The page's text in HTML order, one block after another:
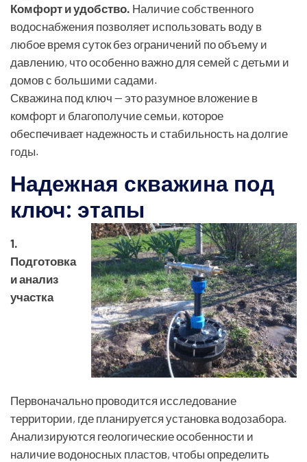
Комфорт и удобство. Наличие собственного
водоснабжения позволяет использовать воду в
любое время суток без ограничений по объему и
давлению, что особенно важно для семей с детьми и
домов с большими садами.
Скважина под ключ — это разумное вложение в
комфорт и благополучие семьи, которое
обеспечивает надежность и стабильность на долгие
годы.
Надежная скважина под
ключ: этапы
1.
Подготовка
и анализ
участка
Первоначально проводится исследование
территории, где планируется установка водозабора.
Анализируются геологические особенности и
наличие водоносных пластов, чтобы определить